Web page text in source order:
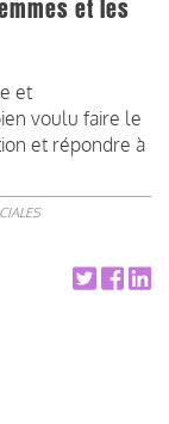
et les
et
voulu faire le
et répondre à